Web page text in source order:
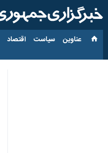
عناوین‌ سیاست اقتصاد